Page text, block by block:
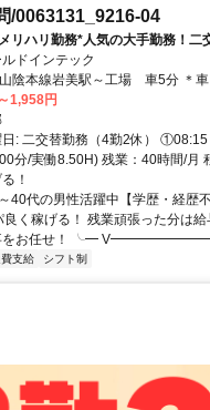
/0063131_9216-04
リハリ勤務*人気の大手勤務！二
で安定勤務◎履歴書不要でサクッ
ドインテック
車で20分～30分 ＊寮の家賃
1,958円
日: 二交替勤務（4勤2休）
分/実働8.50H) 残業：40時間/月
！
40代の男性活躍中【学歴・経歴
良く稼げる！ 残業頑張った分は
事をお任せ！ ╰━
支給 シフト制